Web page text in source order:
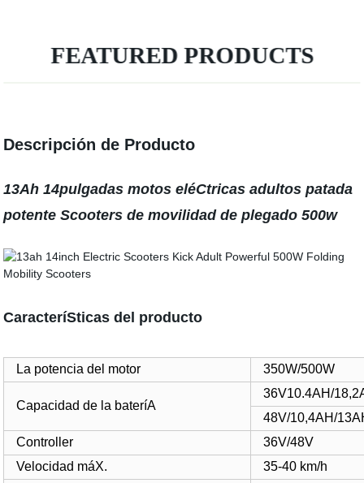
FEATURED PRODUCTS
Descripción de Producto
13Ah 14pulgadas motos eléCtricas adultos patada
potente Scooters de movilidad de plegado 500w
CaracteríSticas del producto
La potencia del motor 350W/500W
Capacidad de la bateríA
36V10.4AH/
48V/10,4AH/
Controller
36V/48V
Velocidad máX.
35-40 km/h